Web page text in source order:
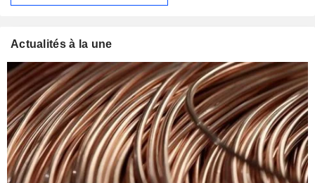
Actualités à la une